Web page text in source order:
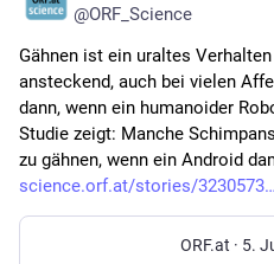
@ORF_Science
Gähnen ist ein uraltes
ansteckend, auch bei vielen
dann, wenn ein humanoider
Studie zeigt: Manche
zu gähnen, wenn ein Android
science.orf.at/stories/3230573
ORF.at · 5.